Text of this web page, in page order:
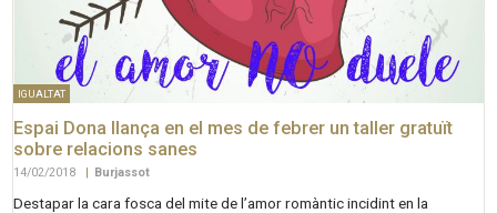
IGUALTAT
Espai Dona llança en el mes de febrer un taller gratuït
sobre relacions sanes
14/02/2018 | Burjassot
Destapar la cara fosca del mite de l’amor romàntic incidint en la